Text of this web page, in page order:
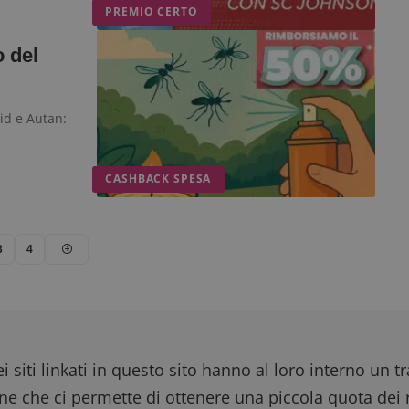
PREMIO CERTO
CASHBACK SPESA
del
e Autan:
4
siti linkati in questo sito hanno al loro interno un
che ci permette di ottenere una piccola quota dei